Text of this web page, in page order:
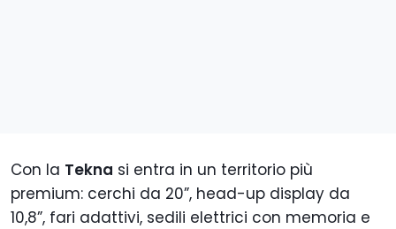
Con la Tekna si entra in un territorio più
premium: cerchi da 20”, head-up display da
10,8”, fari adattivi, sedili elettrici con memoria e